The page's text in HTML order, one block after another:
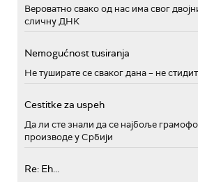
Вероватно свако од нас има свог
сличну ДНК
Nemogućnost tusiranja
Не туширате се сваког дана – не
Cestitke za uspeh
Да ли сте знали да се најбоље
производе у Србији
Re: Eh...